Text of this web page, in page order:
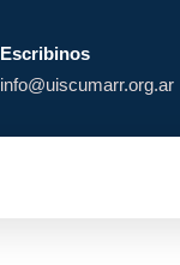
Escribinos
info@uiscumarr.org.ar